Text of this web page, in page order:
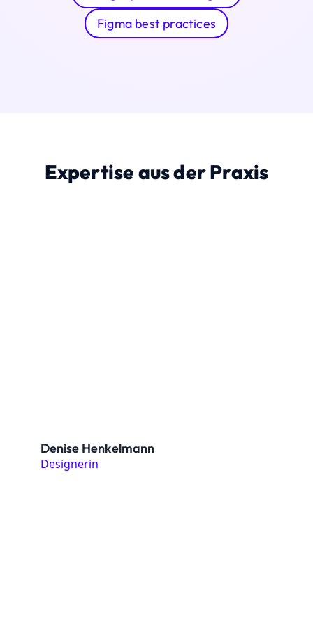
Figma best practices
Expertise aus der Praxis
Denise Henkelmann
Designerin